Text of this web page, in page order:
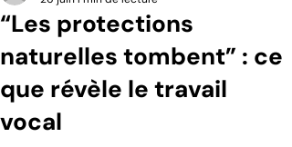
“Les protections
naturelles tombent” : ce
que révèle le travail
vocal